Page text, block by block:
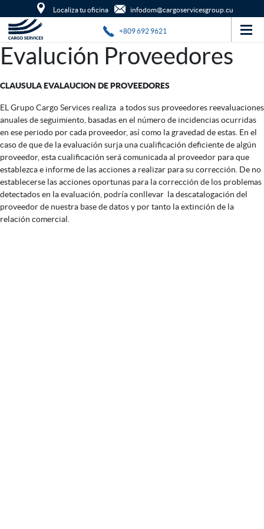
EN
SERVICIOS
TERRESTRE
MARÍTIMO
AÉREO
CROSS TRADE
PROYECTOS
DESPACHO DE ADUANAS
EMPRESA
HISTORIA
NUESTRA FILOSOFÍA
POLÍTICA DE EMPRESA
CALIDAD
NOTICIAS
CONTACTO
PÍDENOS PRESUPUESTO
Localiza tu oficina
+809 692 9621
infodom@cargoservicesgroup.cu
Evalución Proveedores
CLAUSULA EVALAUCION DE PROVEEDORES
EL Grupo Cargo Services realiza a todos sus proveedores reevaluaciones
anuales de seguimiento, basadas en el número de incidencias ocurridas
en ese periodo por cada proveedor, así como la gravedad de estas. En el
caso de que de la evaluación surja una cualificación deficiente de algún
proveedor, esta cualificación será comunicada al proveedor para que
establezca e informe de las acciones a realizar para su corrección. De no
establecerse las acciones oportunas para la corrección de los problemas
detectados en la evaluación, podría conllevar la descatalogación del
proveedor de nuestra base de datos y por tanto la extinción de la
relación comercial.